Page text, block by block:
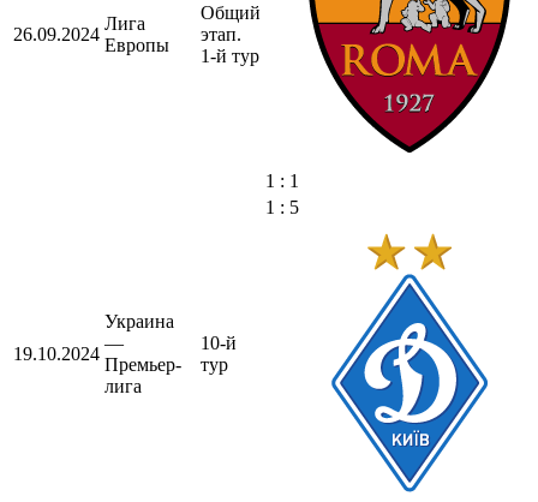
26.09.2024
Лига
Европы
Общий
этап.
1-й тур
1 : 1
19.10.2024
Украина
—
Премьер-
лига
10-й
тур
1 : 5